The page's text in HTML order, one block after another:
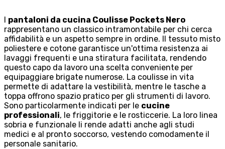
I pantaloni da cucina Coulisse Pockets Nero
rappresentano un classico intramontabile per chi cerca
affidabilità e un aspetto sempre in ordine. Il tessuto misto
poliestere e cotone garantisce un'ottima resistenza ai
lavaggi frequenti e una stiratura facilitata, rendendo
questo capo da lavoro una scelta conveniente per
equipaggiare brigate numerose. La coulisse in vita
permette di adattare la vestibilità, mentre le tasche a
toppa offrono spazio pratico per gli strumenti di lavoro.
Sono particolarmente indicati per le cucine
professionali, le friggitorie e le rosticcerie. La loro linea
sobria e funzionale li rende adatti anche agli studi
medici e al pronto soccorso, vestendo comodamente il
personale sanitario.